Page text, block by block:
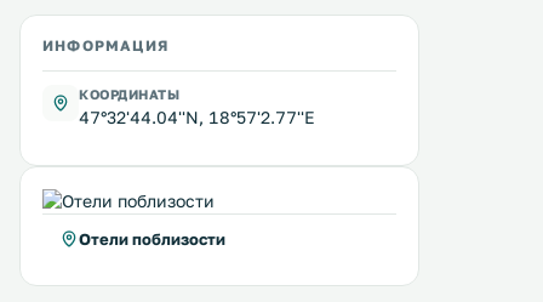
ИНФОРМАЦИЯ
КООРДИНАТЫ
47°32'44.04''N, 18°57'2.77''E
Отели поблизости